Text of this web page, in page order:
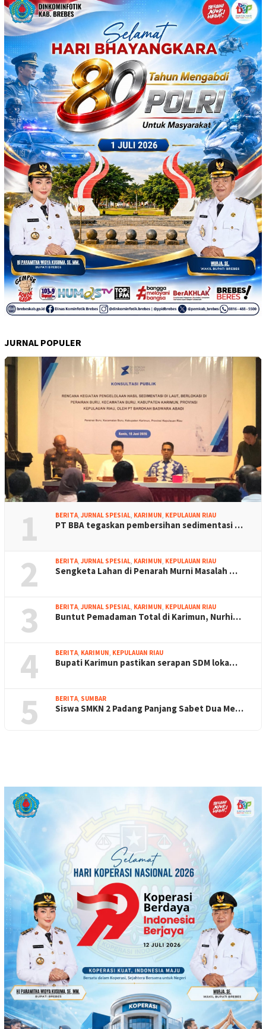
JURNAL POPULER
1 BERITA, JURNAL SPESIAL, KARIMUN, KEPULAUAN RIAU
PT BBA tegaskan pembersihan sedimentasi …
2 BERITA, JURNAL SPESIAL, KARIMUN, KEPULAUAN RIAU
Sengketa Lahan di Penarah Murni Masalah …
3 BERITA, JURNAL SPESIAL, KARIMUN, KEPULAUAN RIAU
Buntut Pemadaman Total di Karimun, Nurhi…
4 BERITA, KARIMUN, KEPULAUAN RIAU
Bupati Karimun pastikan serapan SDM loka…
5 BERITA, SUMBAR
Siswa SMKN 2 Padang Panjang Sabet Dua Me…